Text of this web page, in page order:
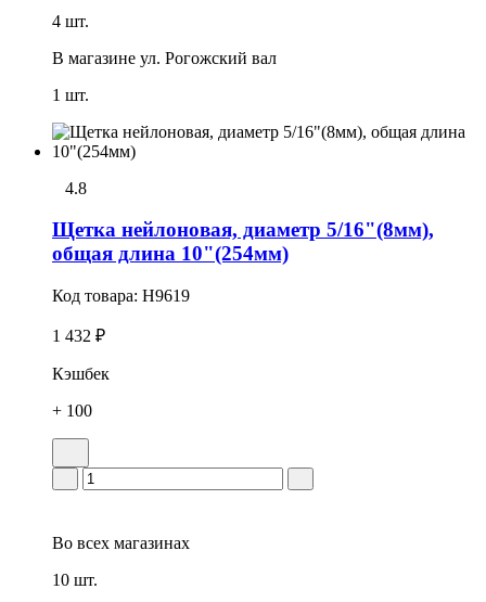
4 шт.
В магазине ул. Рогожский вал
1 шт.
4.8
Щетка нейлоновая, диаметр 5/16"(8мм),
общая длина 10"(254мм)
Код товара: H9619
1 432 ₽
Кэшбек
+ 100
Во всех магазинах
10 шт.